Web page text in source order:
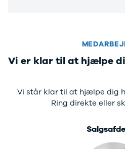
Vi er klar til at hjælpe
Vi står klar til at hjælpe dig
Ring direkte eller